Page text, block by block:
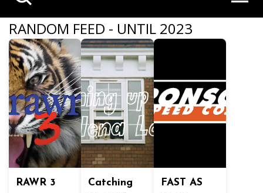
RANDOM FEED - UNTIL 2023
RAWR 3
Catching
FAST AS